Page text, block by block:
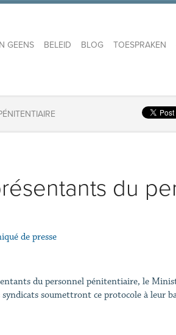
GEENS BELEID BLOG TOESPRAKEN
du
de presse
du personnel pénitentiaire, le
soumettront ce protocole à leur